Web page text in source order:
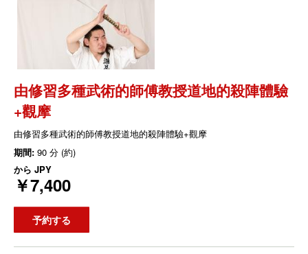
由修習多種武術的師傅教授道地的殺陣體驗
+觀摩
由修習多種武術的師傅教授道地的殺陣體驗+觀摩
期間: 90 分 (約)
から JPY
￥7,400
予約する